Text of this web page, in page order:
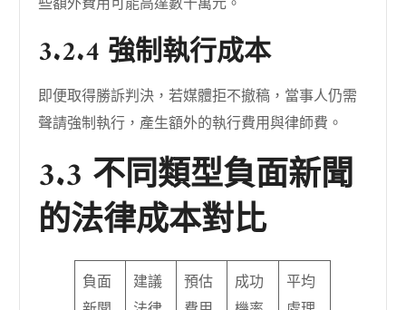
3.2.4 強制執行成本
即便取得勝訴判決，若媒體拒不撤稿，當事人仍需
聲請強制執行，產生額外的執行費用與律師費。
3.3 不同類型負面新聞
的法律成本對比
負面
建議
預估
成功
平均